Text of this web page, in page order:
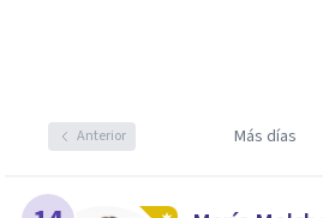
Anterior Más días